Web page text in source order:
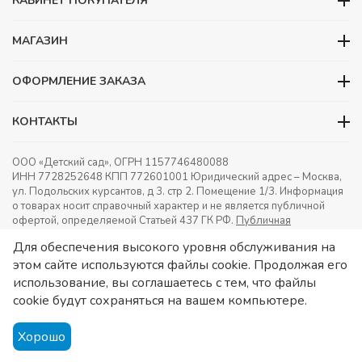
МАГАЗИН
ОФОРМЛЕНИЕ ЗАКАЗА
КОНТАКТЫ
ООО «Детский сад», ОГРН 1157746480088
ИНН 7728252648 КПП 772601001 Юридический адрес – Москва,
ул. Подольских курсантов, д 3. стр 2. Помещение 1/3. Информация
о товарах носит справочный характер и не является публичной
офертой, определяемой Статьей 437 ГК РФ. Публичная
Для обеспечения высокого уровня обслуживания на
этом сайте используются файлы cookie. Продолжая его
использование, вы соглашаетесь с тем, что файлы
cookie будут сохраняться на вашем компьютере.
Хорошо